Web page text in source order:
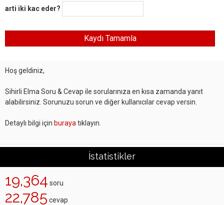
arti iki kac eder?
Hoş geldiniz,
Sihirli Elma Soru & Cevap ile sorularınıza en kısa zamanda yanıt
alabilirsiniz. Sorunuzu sorun ve diğer kullanıcılar cevap versin.
Detaylı bilgi için buraya tıklayın.
İstatistikler
19,364 soru
22,785 cevap